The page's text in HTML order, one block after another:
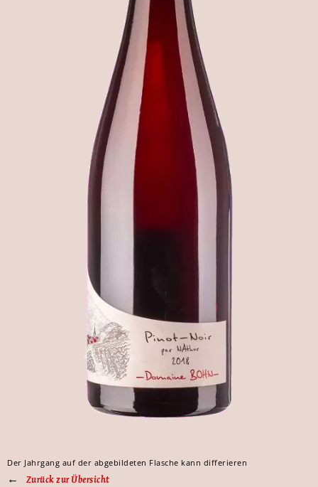
Der Jahrgang auf der abgebildeten Flasche kann differieren
Zurück zur Übersicht